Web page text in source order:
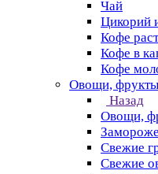
Чай
Цикорий
Кофе
Кофе в
Кофе
Овощи,
Назад
Овощи,
Свежие
Свежие